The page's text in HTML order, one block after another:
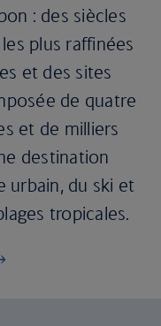
: des siècles
plus raffinées
et des sites
de quatre
et de milliers
destination
urbain, du ski et
tropicales.